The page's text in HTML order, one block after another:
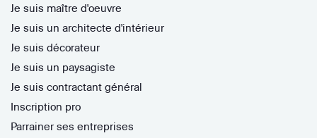
Je suis maître d'oeuvre
Je suis un architecte d'intérieur
Je suis décorateur
Je suis un paysagiste
Je suis contractant général
Inscription pro
Parrainer ses entreprises